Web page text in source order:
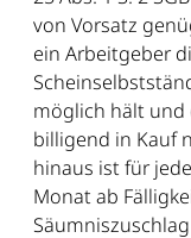
von Vorsatz
ein Arbeitgeber
möglich hält
billigend in Kauf
hinaus ist für
Monat ab